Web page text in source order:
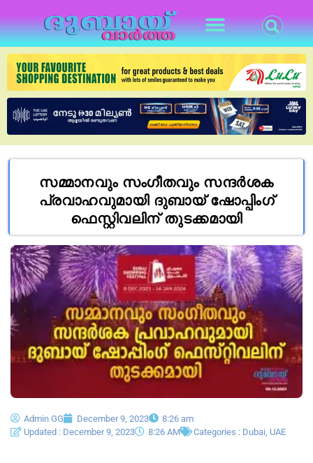
സമ്മാനവും സംഗീതവും സന്ദർശക
പ്രവാഹവുമായി ദുബായ് ഷോപ്പിംഗ്
ഫെസ്റ്റിവലിന് തുടക്കമായി
Admin GG December 9, 2023
8:26 am
Updated : December 9, 2023
8:26 AM Categories : Dubai UAE